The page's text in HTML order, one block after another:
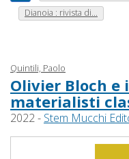
Dianoia : rivista di...
Quintili, Paolo
Olivier Bloch e
materialisti
2022 - Stem Mucchi